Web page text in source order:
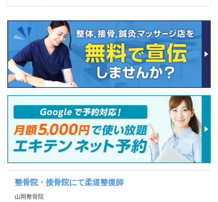
整骨院・接骨院にて柔道整復師
山岡整骨院